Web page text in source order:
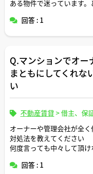
ある物件で迷っています
回答 : 1
Q.マンションでオー
まともにしてくれな
い
不動産賃貸 >借主、保
オーナーや管理会社が全
対処法を教えてください
何度言っても中々して頂
回答 : 1